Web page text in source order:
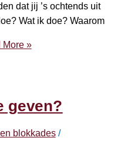
dat jij ’s ochtends uit
Wat ik doe? Waarom
More »
geven?
blokkades/